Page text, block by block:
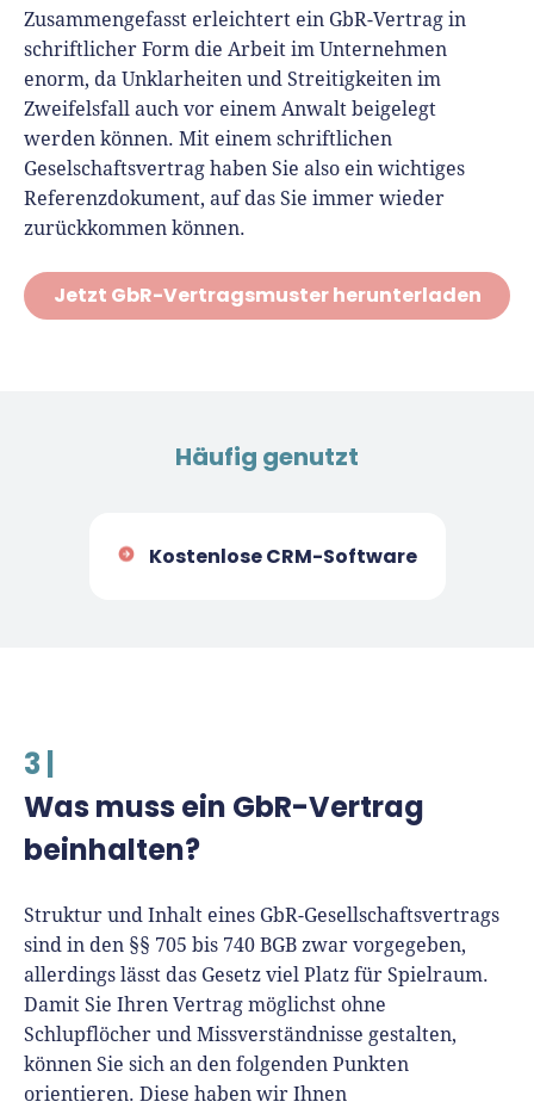
Zusammengefasst erleichtert ein GbR-Vertrag in
schriftlicher Form die Arbeit im Unternehmen
enorm, da Unklarheiten und Streitigkeiten im
Zweifelsfall auch vor einem Anwalt beigelegt
werden können. Mit einem schriftlichen
Geselschaftsvertrag haben Sie also ein wichtiges
Referenzdokument, auf das Sie immer wieder
zurückkommen können.
Jetzt GbR-Vertragsmuster herunterladen
Häufig genutzt
Kostenlose CRM-Software
3 |
Was muss ein GbR-Vertrag
beinhalten?
Struktur und Inhalt eines GbR-Gesellschaftsvertrags
sind in den §§ 705 bis 740 BGB zwar vorgegeben,
allerdings lässt das Gesetz viel Platz für Spielraum.
Damit Sie Ihren Vertrag möglichst ohne
Schlupflöcher und Missverständnisse gestalten,
können Sie sich an den folgenden Punkten
orientieren. Diese haben wir Ihnen